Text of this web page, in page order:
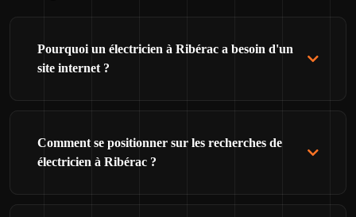
Pourquoi un électricien à Ribérac a besoin d'un
site internet ?
Comment se positionner sur les recherches de
électricien à Ribérac ?